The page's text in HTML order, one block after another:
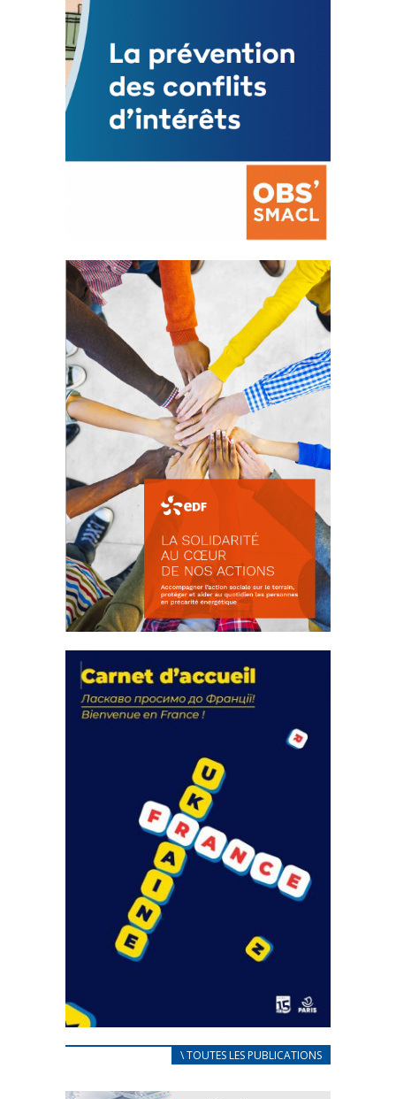
La prévention des conflits
d’intérêts
18 septembre 2023
FEUILLETER
actions
18 septembre 2023
FEUILLETER
CARNET D’ACCUEIL
25 avril 2022
\ TOUTES LES PUBLICATIONS